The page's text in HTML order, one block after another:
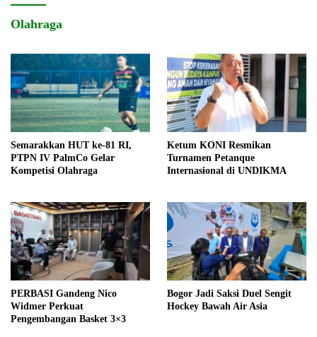
Olahraga
Semarakkan HUT ke-81 RI,
PTPN IV PalmCo Gelar
Kompetisi Olahraga
Ketum KONI Resmikan
Turnamen Petanque
Internasional di UNDIKMA
PERBASI Gandeng Nico
Widmer Perkuat
Pengembangan Basket 3×3
Bogor Jadi Saksi Duel Sengit
Hockey Bawah Air Asia